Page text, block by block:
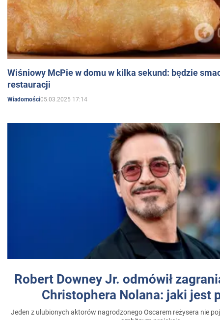
Wiśniowy McPie w domu w kilka sekund: będzie
restauracji
Wiadomości05.03.2025 17:14
Robert Downey Jr. odmówił
Christophera Nolana: jaki jest
Jeden z ulubionych aktorów nagrodzonego Oscarem reżysera nie